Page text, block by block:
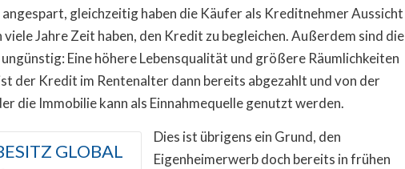
gleichzeitig haben die Käufer als Kreditnehmer Aussicht
Jahre Zeit haben, den Kredit zu begleichen. Außerdem sind die
Eine höhere Lebensqualität und größere Räumlichkeiten
der Kredit im Rentenalter dann bereits abgezahlt und von der
die Immobilie kann als Einnahmequelle genutzt werden.
GLOBAL
Dies ist übrigens ein Grund, den
Eigenheimerwerb doch bereits in frühen